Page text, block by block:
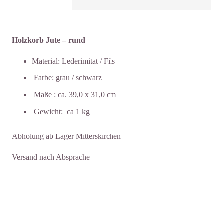
Holzkorb Jute – rund
Material: Lederimitat / Fils
Farbe: grau / schwarz
Maße : ca. 39,0 x 31,0 cm
Gewicht: ca 1 kg
Abholung ab Lager Mitterskirchen
Versand nach Absprache